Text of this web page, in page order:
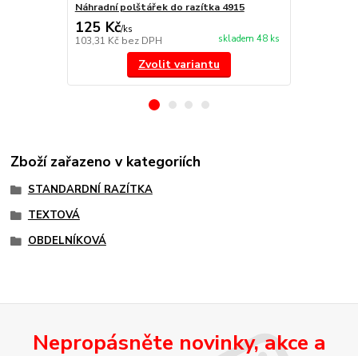
Náhradní polštářek do razítka 4915
125 Kč/ks
103,31 Kč bez DPH skladem 48 ks
Zvolit variantu
Zboží zařazeno v kategoriích
STANDARDNÍ RAZÍTKA
TEXTOVÁ
OBDELNÍKOVÁ
Nepropásněte novinky, akce a